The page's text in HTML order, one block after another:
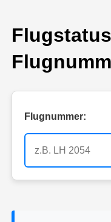
Flugnummer: